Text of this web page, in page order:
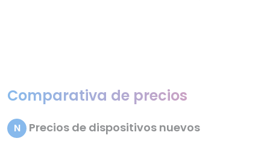
Comparativa de precios
N Precios de dispositivos nuevos